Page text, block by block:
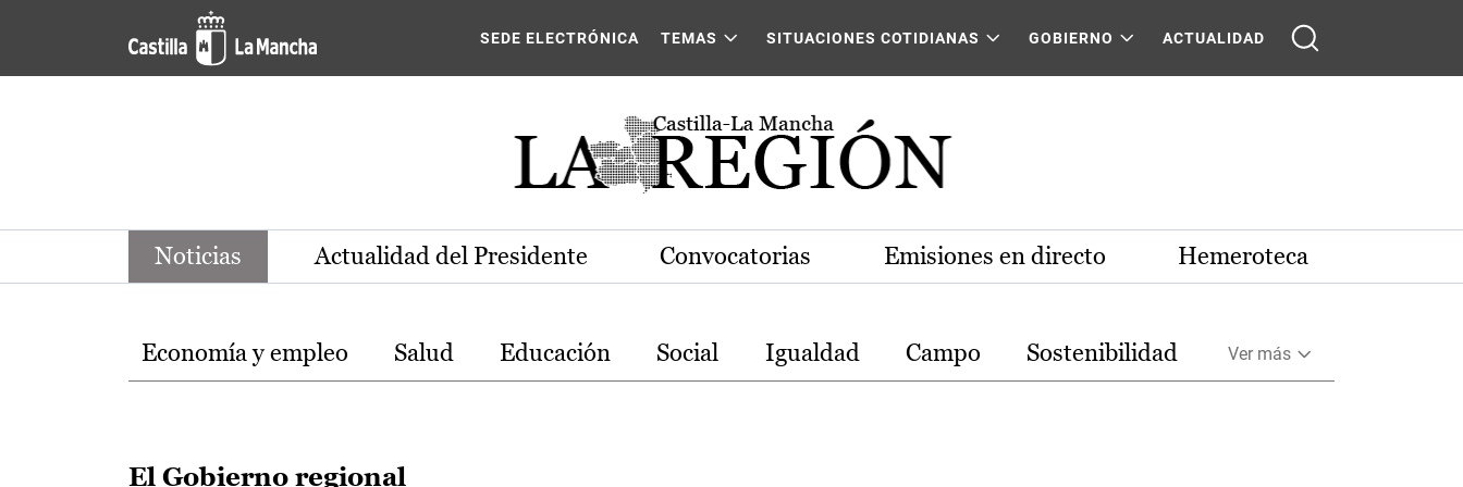
Pasar al contenido principal
Noticias de la región de Castilla-La Mancha
SEDE ELECTRÓNICA TEMAS SITUACIONES COTIDIANAS GOBIERNO ACTUALIDAD
Noticias Actualidad del Presidente Convocatorias Emisiones en directo Hemeroteca
Temas
Economía y empleo Salud Educación Social Igualdad Campo Sostenibilidad Ver más
El Gobierno regional